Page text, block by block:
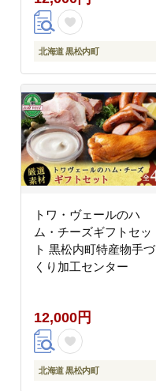
北海道 黒松内町
トワ・ヴェールのハ
ム・チーズギフトセッ
ト 黒松内町特産物手づ
くり加工センター
12,000円
北海道 黒松内町